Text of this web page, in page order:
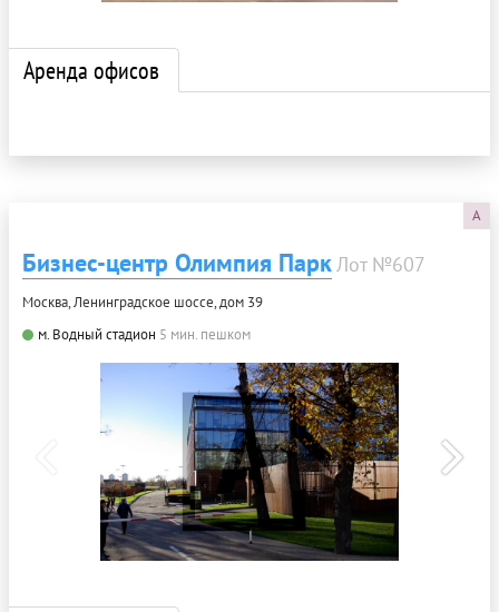
Аренда офисов
A
Бизнес-центр Олимпия ПаркЛот №607
Москва, Ленинградское шоссе, дом 39
м. Водный стадион 5 мин. пешком